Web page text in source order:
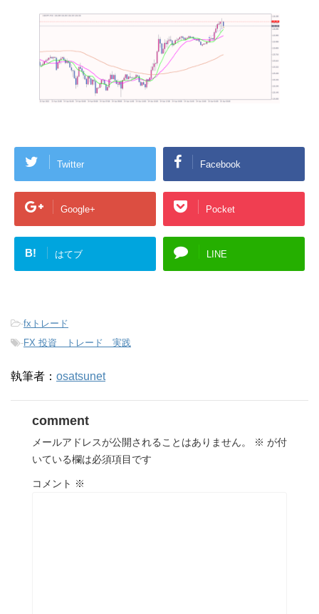
Twitter Facebook
Google+ Pocket
B! はてブ LINE
-fxトレード
-FX 投資 トレード 実践
執筆者： osatsunet
comment
メールアドレスが公開されることはありません。 ※ が付
いている欄は必須項目です
コメント ※